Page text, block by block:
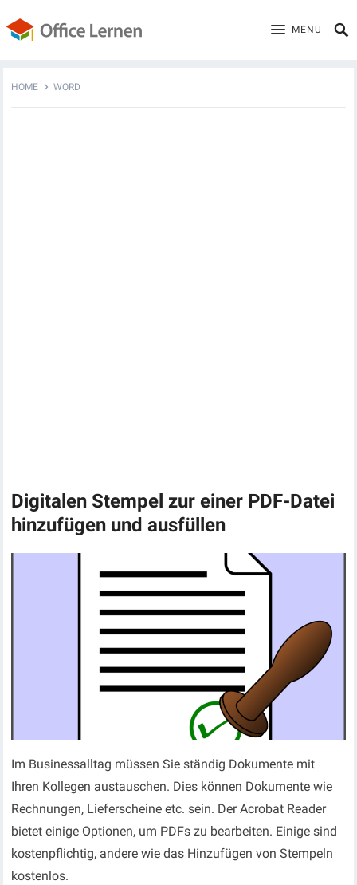
MENU
HOME WORD
Digitalen Stempel zur einer PDF-Datei
hinzufügen und ausfüllen
Im Businessalltag müssen Sie ständig Dokumente mit
Ihren Kollegen austauschen. Dies können Dokumente wie
Rechnungen, Lieferscheine etc. sein. Der Acrobat Reader
bietet einige Optionen, um PDFs zu bearbeiten. Einige sind
kostenpflichtig, andere wie das Hinzufügen von Stempeln
kostenlos.